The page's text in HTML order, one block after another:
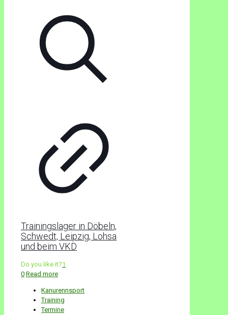
Trainingslager in Döbeln,
Schwedt, Leipzig, Lohsa
und beim VKD
Do you like it?1
0 Read more
Kanurennsport
Training
Termine